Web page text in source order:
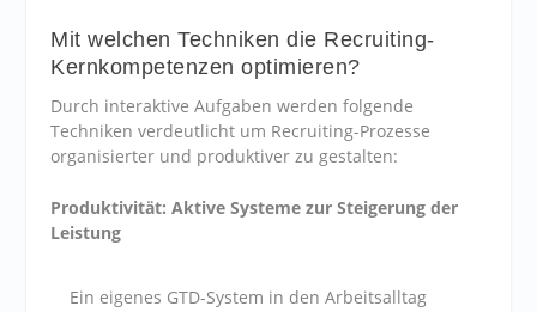
Mit welchen Techniken die Recruiting-
Kernkompetenzen optimieren?
Durch interaktive Aufgaben werden folgende
Techniken verdeutlicht um Recruiting-Prozesse
organisierter und produktiver zu gestalten:
Produktivität: Aktive Systeme zur Steigerung der
Leistung
Ein eigenes GTD-System in den Arbeitsalltag